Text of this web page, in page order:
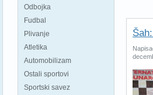
Odbojka
Fudbal
Plivanje
Atletika
Automobilizam
Ostali sportovi
Sportski savez